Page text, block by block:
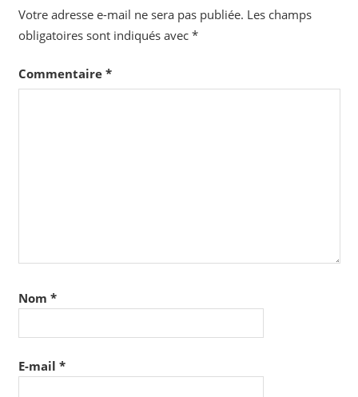
Votre adresse e-mail ne sera pas publiée. Les champs
obligatoires sont indiqués avec *
Commentaire *
Nom *
E-mail *